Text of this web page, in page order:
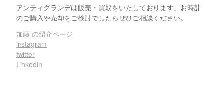
アンティグランデは販売・買取をいたしております。お時計
のご購入や売却をご検討でしたらぜひご相談ください。
加藤 の紹介ページ
instagram
twitter
Linkedin